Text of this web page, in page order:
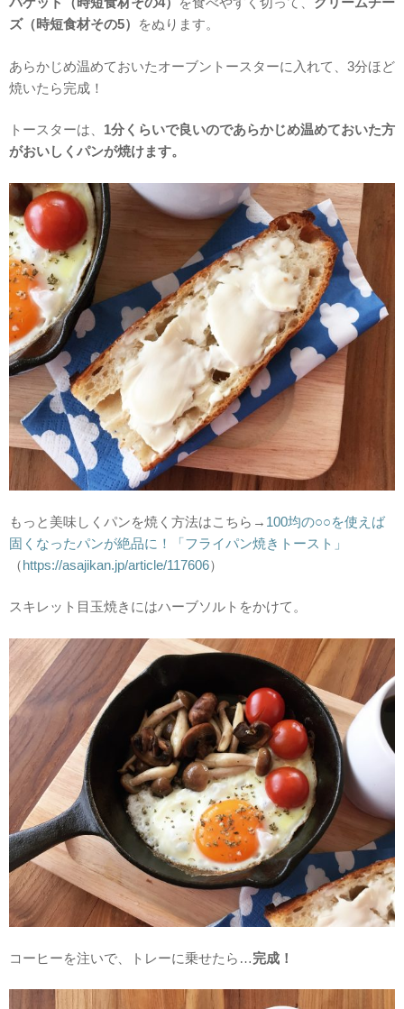
ズ（時短食材その5）
をぬります。
あらかじめ温めておいたオーブントースターに入れて、3分ほど
焼いたら完成！
トースターは、 1分くらいで良いのであらかじめ温めておいた方
がおいしくパンが焼けます。
もっと美味しくパンを焼く方法はこちら→ 100均の○○を使えば
固くなったパンが絶品に！「フライパン焼きトースト」
（https://asajikan.jp/article/117606）
スキレット目玉焼きにはハーブソルトをかけて。
コーヒーを注いで、トレーに乗せたら…完成！